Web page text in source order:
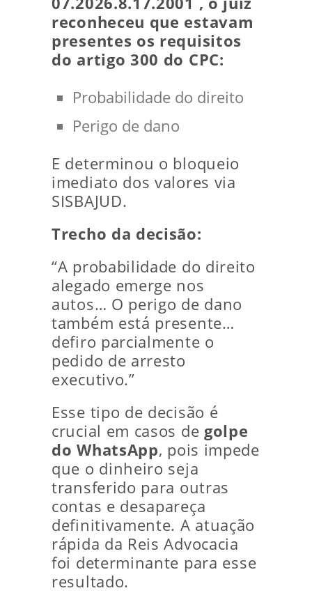
reconheceu que estavam
presentes os requisitos
do artigo 300 do CPC:
Probabilidade do direito
Perigo de dano
E determinou o bloqueio
imediato dos valores via
SISBAJUD.
Trecho da decisão:
“A probabilidade do direito
alegado emerge nos
autos… O perigo de dano
também está presente…
defiro parcialmente o
pedido de arresto
executivo.”
Esse tipo de decisão é
crucial em casos de golpe
do WhatsApp, pois impede
que o dinheiro seja
transferido para outras
contas e desapareça
definitivamente. A atuação
rápida da Reis Advocacia
foi determinante para esse
resultado.